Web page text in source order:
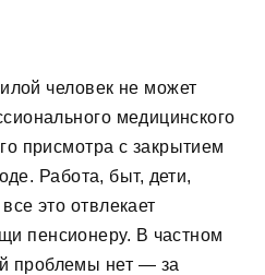
человек не может
медицинского
присмотра с закрытием
Работа, быт, дети,
это отвлекает
пенсионеру. В частном
проблемы нет — за